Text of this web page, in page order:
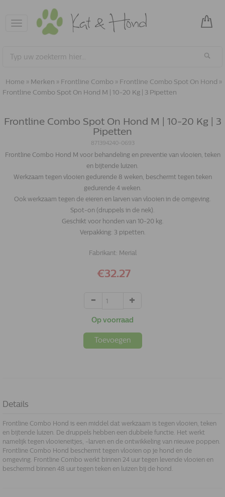
Toggle
navigation
Home » Merken » Frontline Combo » Frontline Combo Spot On Hond »
Frontline Combo Spot On Hond M | 10-20 Kg | 3 Pipetten
Frontline Combo Spot On Hond M | 10-20 Kg | 3
Pipetten
871394240-0693
Frontline Combo Hond M voor behandeling en preventie van vlooien, teken
en bijtende luizen.
Werkzaam tegen vlooien gedurende 8 weken, beschermt tegen teken
gedurende 4 weken.
Ook werkzaam tegen de eieren en larven van vlooien in de omgeving.
Spot-on (druppels in de nek).
Geschikt voor honden van 10-20 kg.
Verpakking: 3 pipetten.
Fabrikant: Merial
€32.27
Op voorraad
Toevoegen
Details
Frontline Combo Hond is een middel dat werkzaam is tegen vlooien, teken
en bijtende luizen. De druppels hebben een dubbele functie. Het werkt
namelijk tegen vlooieneitjes, -larven en de ontwikkeling van nieuwe poppen.
Frontline Combo Hond beschermt tegen vlooien op je hond en de
omgeving. Frontline Combo werkt binnen 24 uur tegen levende vlooien en
beschermd binnen 48 uur tegen teken en luizen bij de hond.